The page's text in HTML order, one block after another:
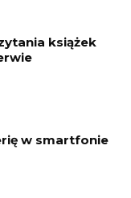
książek
w smartfonie